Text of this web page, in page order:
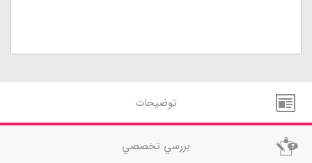
توضيحات
بررسي تخصصي